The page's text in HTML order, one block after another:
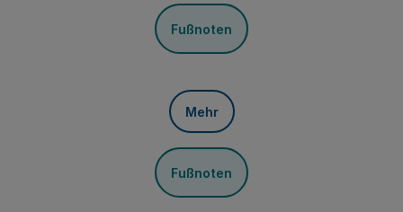
Fußnoten
Mehr
Fußnoten